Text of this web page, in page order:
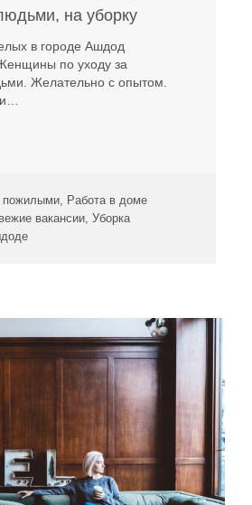
на уборку
в городе Ашдод
по уходу за
Желательно с опытом.
пожилыми, Работа в доме
вакансии, Уборка